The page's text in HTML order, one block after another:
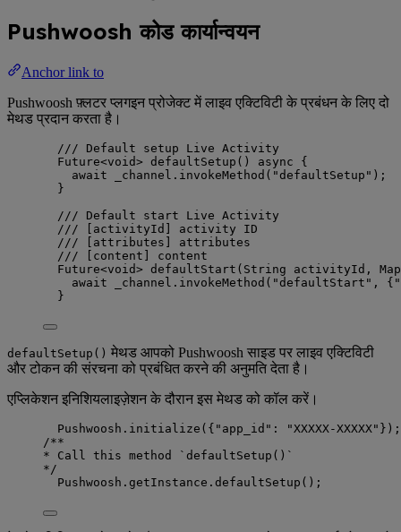
Pushwoosh कोड कार्यान्वयन
Anchor link to
Pushwoosh फ़्लटर प्लगइन प्रोजेक्ट में लाइव एक्टिविटी के प्रबंधन के लिए दो
मेथड प्रदान करता है।
/// Default setup Live Activity
Future<void> defaultSetup () async {
await _channel. invokeMethod ( "defaultSetup" );
}
/// Default start Live Activity
///
[activityId]
activity ID
///
[attributes]
attributes
///
[content]
content
Future<void> defaultStart ( String activityId, Map
await _channel. invokeMethod ( "defaultStart" , {
}
defaultSetup() मेथड आपको Pushwoosh साइड पर लाइव एक्टिविटी
और टोकन की संरचना को प्रबंधित करने की अनुमति देता है।
एप्लिकेशन इनिशियलाइज़ेशन के दौरान इस मेथड को कॉल करें।
Pushwoosh . initialize ({ "app_id" : "XXXXX-XXXXX" });
/**
* Call this method
`defaultSetup()`
*/
Pushwoosh .getInstance. defaultSetup ();